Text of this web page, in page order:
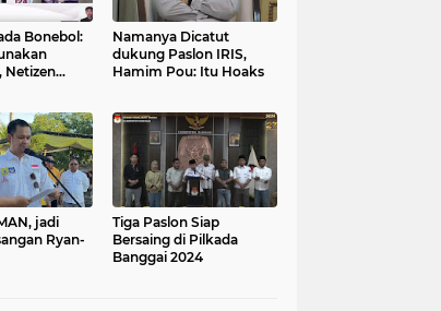
Bonebol:
Netizen
Namanya Dicatut
dukung Paslon IRIS,
Hamim Pou: Itu Hoaks
jadi
Ryan-
Tiga Paslon Siap
Bersaing di Pilkada
Banggai 2024